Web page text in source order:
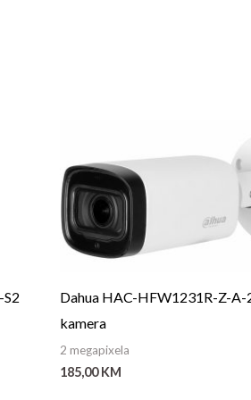
Dahua HAC-HFW1231R-Z-A-
kamera
2 megapixela
185,00KM